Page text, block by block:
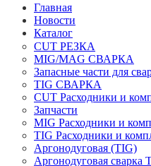
Главная
Новости
Каталог
CUT РЕЗКА
MIG/MAG СВАРКА
Запасные части для
TIG СВАРКА
CUT Расходники и
Запчасти
MIG Расходники и
TIG Расходники и
Аргонодуговая (TIG)
Аргонодуговая сварка